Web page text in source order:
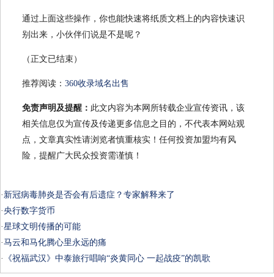
通过上面这些操作，你也能快速将纸质文档上的内容快速识
别出来，小伙伴们说是不是呢？
（正文已结束）
推荐阅读： 360收录域名出售
免责声明及提醒： 此文内容为本网所转载企业宣传资讯，该
相关信息仅为宣传及传递更多信息之目的，不代表本网站观
点，文章真实性请浏览者慎重核实！任何投资加盟均有风
险，提醒广大民众投资需谨慎！
· 新冠病毒肺炎是否会有后遗症？专家解释来了
·央行数字货币
·星球文明传播的可能
·马云和马化腾心里永远的痛
·
《祝福武汉》中泰旅行唱响“炎黄同心 一起战疫”的凯歌